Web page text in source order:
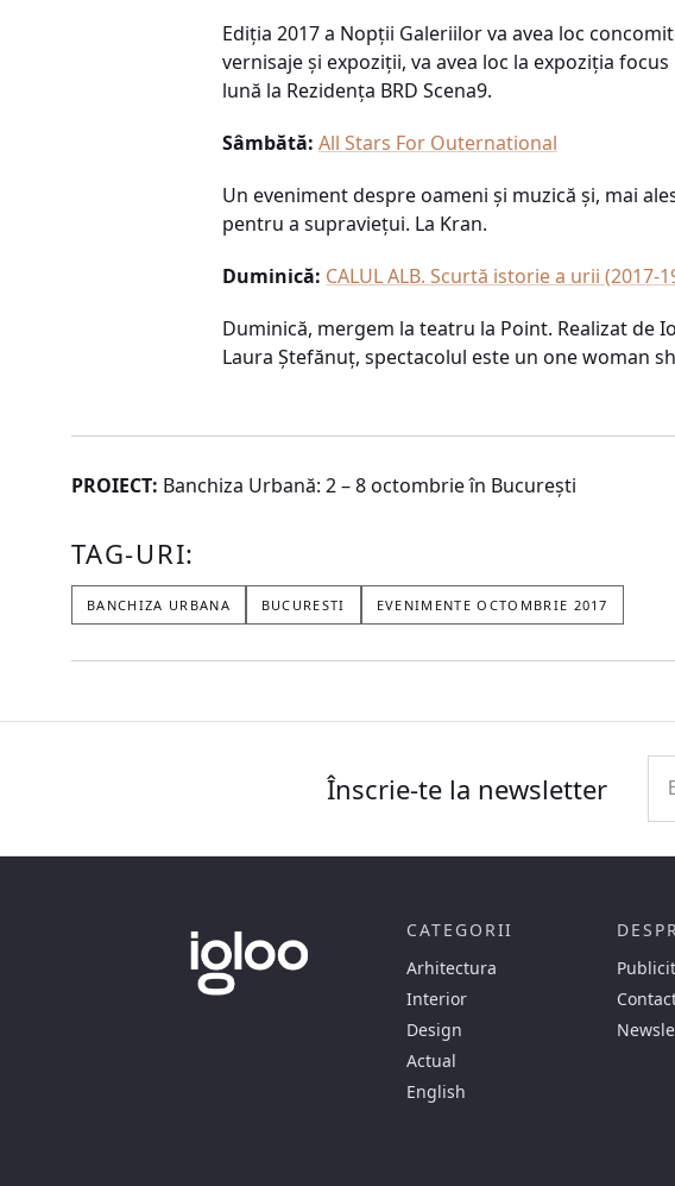
Ediția 2017 a Nopții Galeriilor va avea loc
vernisaje și expoziții, va avea loc la expoziția
lună la Rezidența BRD Scena9.
Sâmbătă: All Stars For Outernational
Un eveniment despre oameni și muzică și, mai
pentru a supraviețui. La Kran.
Duminică: CALUL ALB. Scurtă istorie a urii (2017-
Duminică, mergem la teatru la Point. Realizat de
Laura Ștefănuț, spectacolul este un one woman
PROIECT: Banchiza Urbană: 2 – 8 octombrie în București
TAG-URI:
BANCHIZA URBANA BUCURESTI EVENIMENTE OCTOMBRIE 2017
Înscrie-te la newsletter
CATEGORII
Arhitectura
Interior
Design
Actual
English